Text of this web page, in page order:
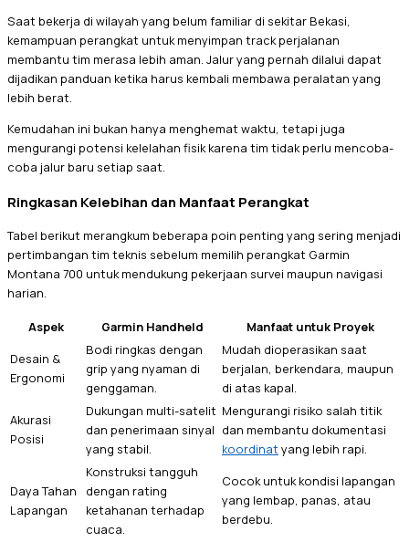
Saat bekerja di wilayah yang belum familiar di sekitar Bekasi,
kemampuan perangkat untuk menyimpan track perjalanan
membantu tim merasa lebih aman. Jalur yang pernah dilalui dapat
dijadikan panduan ketika harus kembali membawa peralatan yang
lebih berat.
Kemudahan ini bukan hanya menghemat waktu, tetapi juga
mengurangi potensi kelelahan fisik karena tim tidak perlu mencoba-
coba jalur baru setiap saat.
Ringkasan Kelebihan dan Manfaat Perangkat
Tabel berikut merangkum beberapa poin penting yang sering menjadi
pertimbangan tim teknis sebelum memilih perangkat Garmin
Montana 700 untuk mendukung pekerjaan survei maupun navigasi
harian.
Aspek Garmin Handheld
Manfaat untuk Proyek
Desain &
Ergonomi
Bodi ringkas dengan
grip yang nyaman di
genggaman.
Mudah dioperasikan saat
berjalan, berkendara, maupun
di atas kapal.
Akurasi
Posisi
Dukungan multi-satelit
dan penerimaan sinyal
yang stabil.
Mengurangi risiko salah titik
dan membantu dokumentasi
koordinatyang lebih rapi.
Daya Tahan
Lapangan
Konstruksi tangguh
dengan rating
ketahanan terhadap
cuaca.
Cocok untuk kondisi lapangan
yang lembap, panas, atau
berdebu.